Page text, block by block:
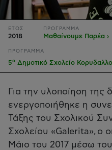
ΕΤΟΣ
2018
ΠΡΟΓΡΑΜΜΑ
Μαθαίνουμε Παρέα ›
ΠΡΟΓΡΑΜΜΑ
5ο Δημοτικό Σχολείο
Για την υλοποίηση της
ενεργοποιήθηκε η
Τάξης του Σχολικού
Σχολείου «Galerita», ο
Μάιο του 2017 μέσω